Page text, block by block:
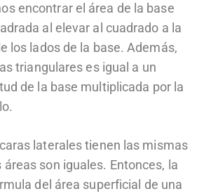
encontrar el área de la base
al elevar al cuadrado a la
los lados de la base. Además,
triangulares es igual a un
de la base multiplicada por la
laterales tienen las mismas
son iguales. Entonces, la
del área superficial de una